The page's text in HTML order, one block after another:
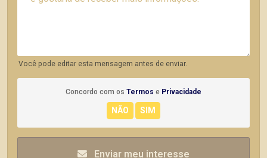
Você pode editar esta mensagem antes de enviar.
Concordo com os Termos e Privacidade
Enviar meu interesse